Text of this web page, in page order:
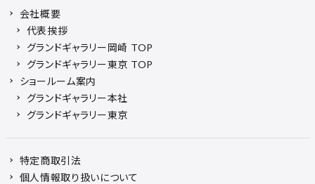
会社概要
代表挨拶
グランドギャラリー岡崎 TOP
グランドギャラリー東京 TOP
ショールーム案内
グランドギャラリー本社
グランドギャラリー東京
特定商取引法
個人情報取り扱いについて